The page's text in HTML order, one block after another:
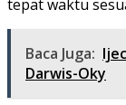
tepat waktu
Baca Juga:
Darwis-Oky